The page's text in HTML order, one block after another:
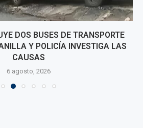
DOS BUSES DE TRANSPORTE
Y POLICÍA INVESTIGA LAS
CAUSAS
6 agosto, 2026